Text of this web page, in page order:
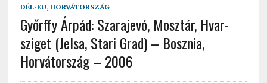
DÉL-EU, HORVÁTORSZÁG
Győrffy Árpád: Szarajevó, Mosztár, Hvar-
sziget (Jelsa, Stari Grad) – Bosznia,
Horvátország – 2006